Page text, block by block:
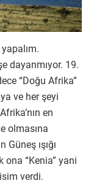
dayanmıyor. 19.
“Doğu Afrika”
ve her şeyi
en
olmasına
ışığı
ona “Kenia” yani
verdi.